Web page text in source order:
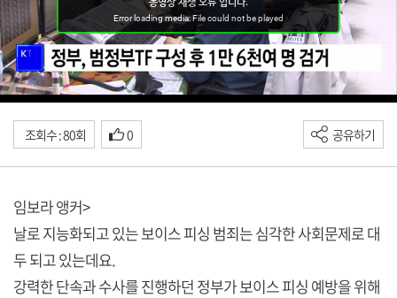
조회수 : 80회 0 공유하기
임보라 앵커>
날로 지능화되고 있는 보이스 피싱 범죄는 심각한 사회문제로 대
두 되고 있는데요.
강력한 단속과 수사를 진행하던 정부가 보이스 피싱 예방을 위해